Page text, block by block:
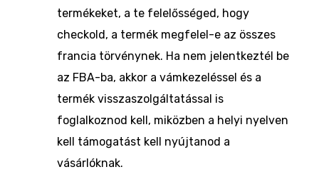
termékeket, a te felelősséged, hogy
checkold, a termék megfelel-e az összes
francia törvénynek. Ha nem jelentkeztél be
az FBA-ba, akkor a vámkezeléssel és a
termék visszaszolgáltatással is
foglalkoznod kell, miközben a helyi nyelven
kell támogatást kell nyújtanod a
vásárlóknak.